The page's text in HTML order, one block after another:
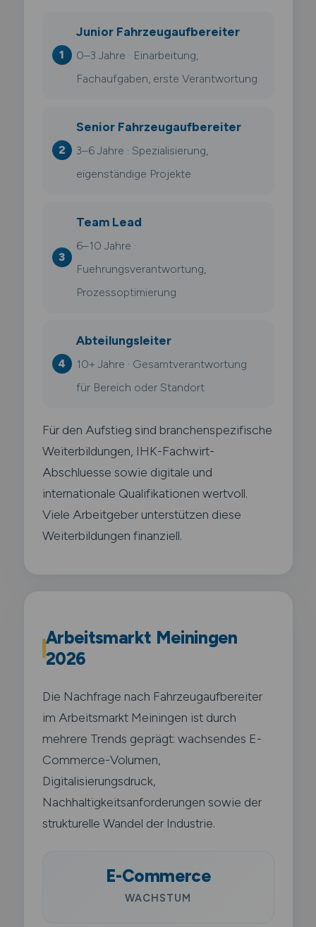
Junior Fahrzeugaufbereiter
0–3 Jahre · Einarbeitung,
Fachaufgaben, erste Verantwortung
Senior Fahrzeugaufbereiter
3–6 Jahre · Spezialisierung,
eigenständige Projekte
Team Lead
6–10 Jahre ·
Fuehrungsverantwortung,
Prozessoptimierung
Abteilungsleiter
10+ Jahre · Gesamtverantwortung
für Bereich oder Standort
Für den Aufstieg sind branchenspezifische
Weiterbildungen, IHK-Fachwirt-
Abschluesse sowie digitale und
internationale Qualifikationen wertvoll.
Viele Arbeitgeber unterstützen diese
Weiterbildungen finanziell.
Arbeitsmarkt Meiningen
2026
Die Nachfrage nach Fahrzeugaufbereiter
im Arbeitsmarkt Meiningen ist durch
mehrere Trends geprägt: wachsendes E-
Commerce-Volumen,
Digitalisierungsdruck,
Nachhaltigkeitsanforderungen sowie der
strukturelle Wandel der Industrie.
E-Commerce
WACHSTUM